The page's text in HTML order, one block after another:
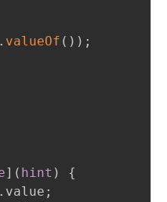
valueOf ( ) ) ;
] ( hint )
{
;